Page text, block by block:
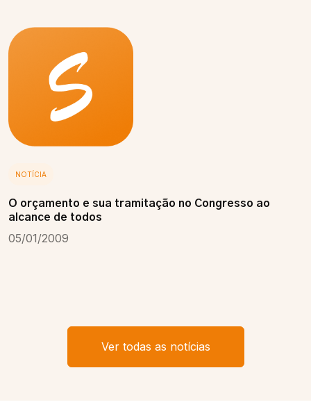
NOTÍCIA
O orçamento e sua tramitação no Congresso ao
alcance de todos
05/01/2009
Ver todas as notícias